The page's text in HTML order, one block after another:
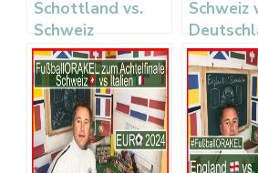
Schottland vs.
Schweiz
Schweiz